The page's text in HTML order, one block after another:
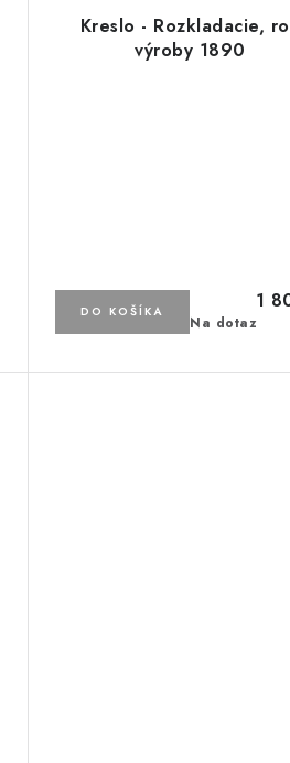
Kreslo - Rozkladacie,
výroby 1890
Na dotaz
1
DO KOŠÍKA